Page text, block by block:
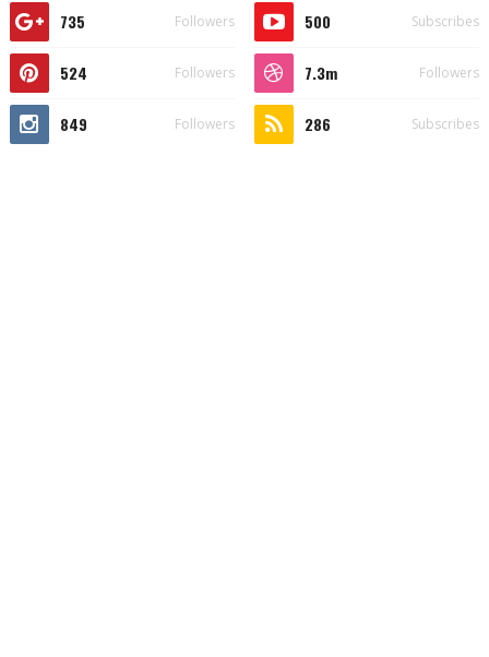
735 Followers 500 Subscribes
524 Followers 7.3m Followers
849 Followers 286 Subscribes